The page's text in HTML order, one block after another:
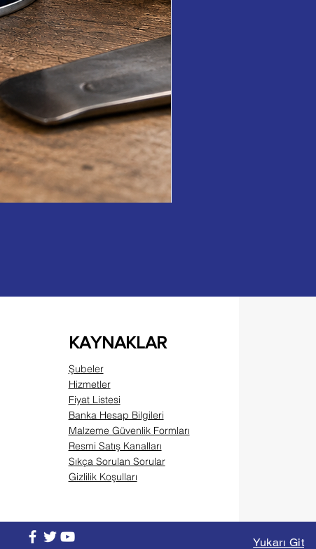
KAYNAKLAR
Şubeler
Hizmetler
Fiyat Listesi
Banka Hesap Bilgileri
Malzeme Güvenlik Formları
Resmi Satış Kanalları
Sıkça Sorulan Sorular
Gizlilik Koşulları
Yukarı Git